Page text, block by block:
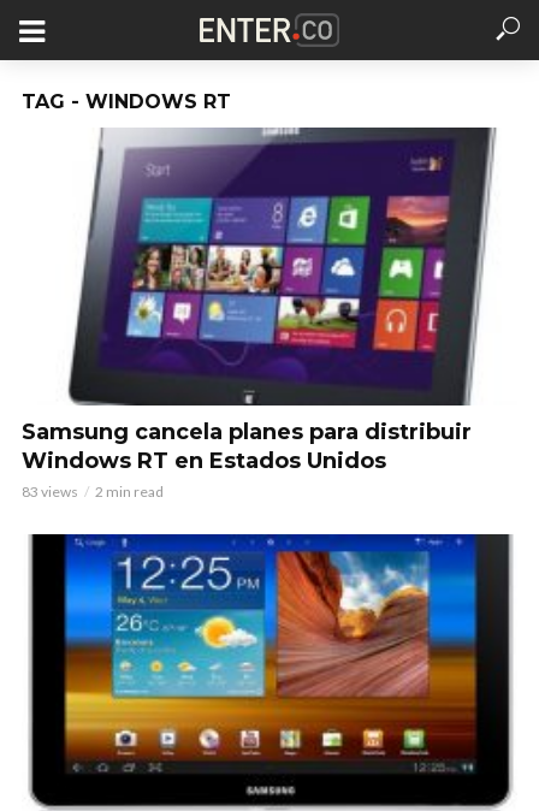
TAG - WINDOWS RT
Samsung cancela planes para distribuir
Windows RT en Estados Unidos
83 views 2 min read